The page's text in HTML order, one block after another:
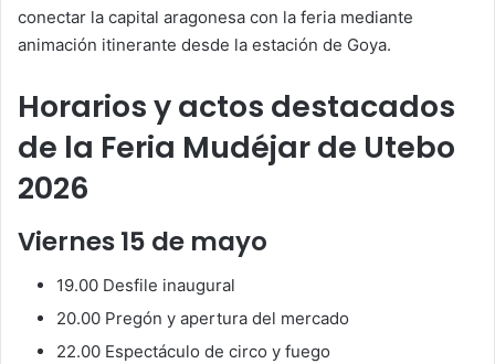
conectar la capital aragonesa con la feria mediante
animación itinerante desde la estación de Goya.
Horarios y actos destacados
de la Feria Mudéjar de Utebo
2026
Viernes 15 de mayo
19.00 Desfile inaugural
20.00 Pregón y apertura del mercado
22.00 Espectáculo de circo y fuego